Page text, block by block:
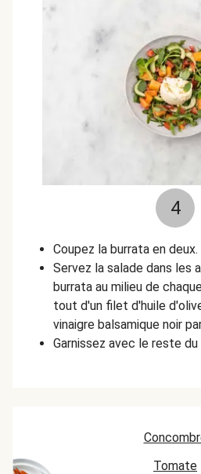
4
Coupez la burrata en deux.
Servez la salade dans
burrata au milieu de
tout d'un filet d'huile
vinaigre balsamique noir
Garnissez avec le reste du
Tomate